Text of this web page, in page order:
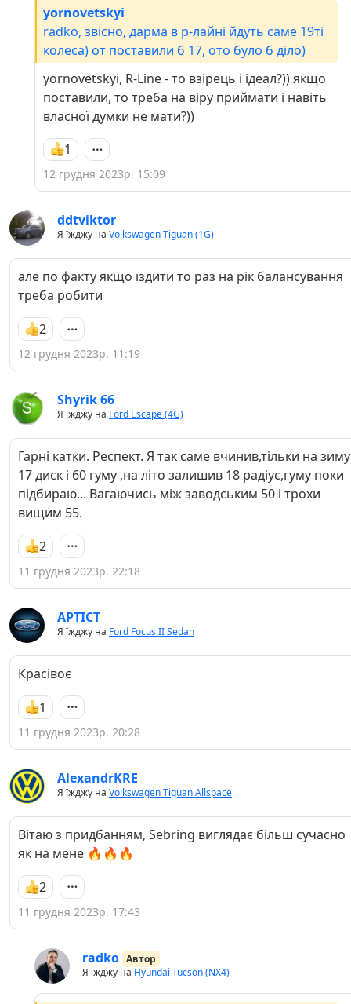
yornovetskyi
radko, звісно, дарма в р-лайні йдуть саме 19ті
колеса) от поставили б 17, ото було б діло)
yornovetskyi, R-Line - то взірець і ідеал?)) якщо
поставили, то треба на віру приймати і навіть
власної думки не мати?))
1
12 грудня 2023р. 15:09
ddtviktor
Я їжджу на Volkswagen Tiguan (1G)
але по факту якщо їздити то раз на рік балансування
треба робити
2
12 грудня 2023р. 11:19
Shyrik 66
Я їжджу на Ford Escape (4G)
Гарні катки. Респект. Я так саме вчинив,тільки на зиму
17 диск і 60 гуму ,на літо залишив 18 радіус,гуму поки
підбираю... Вагаючись між заводським 50 і трохи
вищим 55.
2
11 грудня 2023р. 22:18
APTICT
Я їжджу на Ford Focus II Sedan
Красівоє
1
11 грудня 2023р. 20:28
AlexandrKRE
Я їжджу на Volkswagen Tiguan Allspace
Вітаю з придбанням, Sebring виглядає більш сучасно
як на мене 🔥🔥🔥
2
11 грудня 2023р. 17:43
radko Автор
Я їжджу на Hyundai Tucson (NX4)